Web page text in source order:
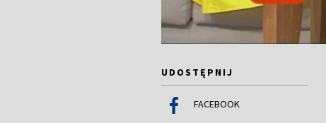
UDOSTĘPNIJ
FACEBOOK